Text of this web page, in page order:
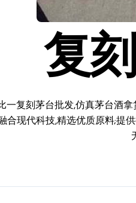
复
一复刻茅台批发,仿真茅台酒
合现代科技,精选优质原料;提